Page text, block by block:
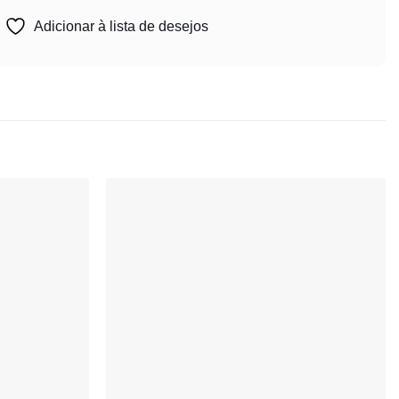
Adicionar à lista de desejos